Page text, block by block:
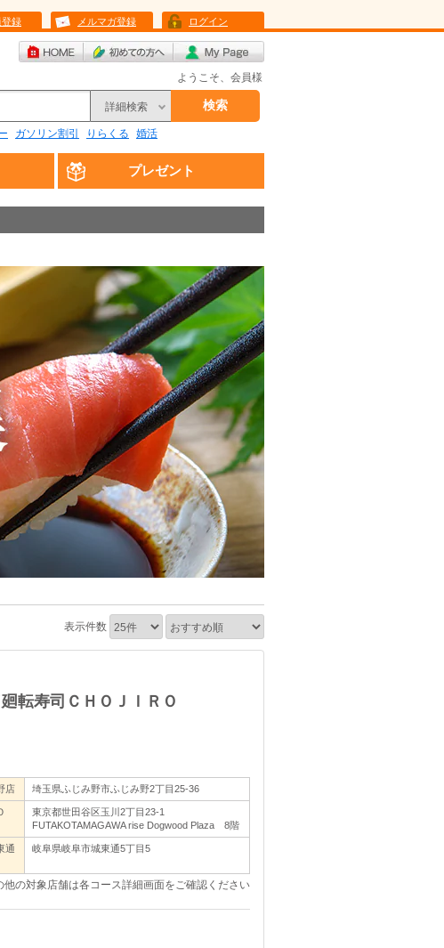
録 メルマガ登録 ログイン
ようこそ、会員様
詳細検索 検索
ガソリン割引 りらくる 婚活
プレゼント
表示件数
転寿司ＣＨＯＪＩＲＯ
店
埼玉県ふじみ野市ふじみ野2丁目25-36
東京都世田谷区玉川2丁目23-1
FUTAKOTAMAGAWA rise Dogwood Plaza 8階
通
岐阜県岐阜市城東通5丁目5
の対象店舗は各コース詳細画面をご確認ください